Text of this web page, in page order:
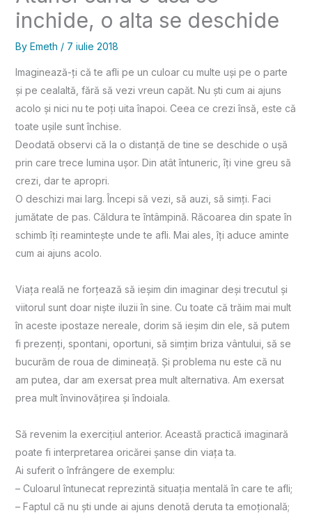
inchide, o alta se deschide
By Emeth / 7 iulie 2018
Imaginează-ți că te afli pe un culoar cu multe uşi pe o parte
şi pe cealaltă, fără să vezi vreun capăt. Nu şti cum ai ajuns
acolo şi nici nu te poți uita înapoi. Ceea ce crezi însă, este că
toate uşile sunt închise.
Deodată observi că la o distanță de tine se deschide o uşă
prin care trece lumina uşor. Din atât întuneric, îți vine greu să
crezi, dar te apropri.
O deschizi mai larg. Începi să vezi, să auzi, să simți. Faci
jumătate de pas. Căldura te întâmpină. Răcoarea din spate în
schimb îți reaminteşte unde te afli. Mai ales, îți aduce aminte
cum ai ajuns acolo.
Viața reală ne forțează să ieşim din imaginar deşi trecutul şi
viitorul sunt doar nişte iluzii în sine. Cu toate că trăim mai mult
în aceste ipostaze nereale, dorim să ieşim din ele, să putem
fi prezenți, spontani, oportuni, să simțim briza vântului, să se
bucurăm de roua de dimineață. Şi problema nu este că nu
am putea, dar am exersat prea mult alternativa. Am exersat
prea mult învinovățirea şi îndoiala.
Să revenim la exercițiul anterior. Această practică imaginară
poate fi interpretarea oricărei şanse din viața ta.
Ai suferit o înfrângere de exemplu:
– Culoarul întunecat reprezintă situația mentală în care te afli;
– Faptul că nu şti unde ai ajuns denotă deruta ta emoțională;